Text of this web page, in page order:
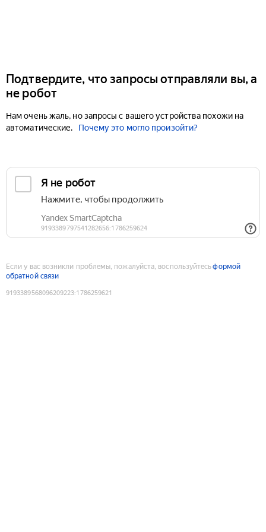
Подтвердите, что запросы отправляли вы, а
не робот
Нам очень жаль, но запросы с вашего устройства похожи на
автоматические.
Почему это могло произойти?
Если у вас возникли проблемы, пожалуйста, воспользуйтесьформой
обратной связи
9193389568096209223:1786259621